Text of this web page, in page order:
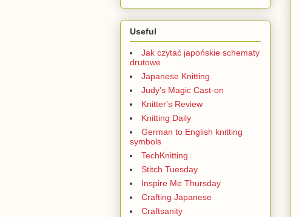
Useful
Jak czytać japońskie schematy
drutowe
Japanese Knitting
Judy's Magic Cast-on
Knitter's Review
Knitting Daily
German to English knitting
symbols
TechKnitting
Stitch Tuesday
Inspire Me Thursday
Crafting Japanese
Craftsanity